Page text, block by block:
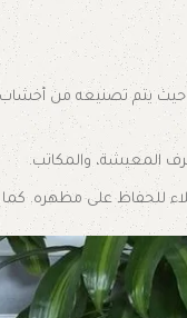
حيث يتم تصنيعه من
المعيشة، والمكاتب.
للحفاظ على مظهره. كما